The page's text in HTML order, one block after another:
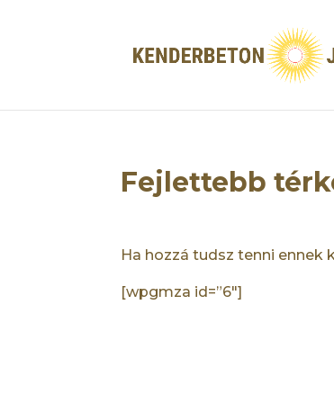
Fejlettebb
Ha hozzá tudsz tenni ennek
[wpgmza id=”6″]